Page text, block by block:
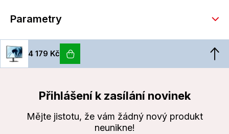
Parametry
4 179 Kč
Přihlášení k zasílání novinek
Mějte jistotu, že vám žádný nový produkt
neunikne!